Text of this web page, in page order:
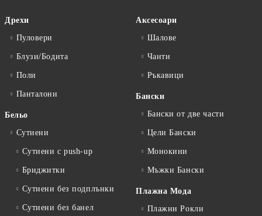
Дрехи
Пуловери
Блузи/Бодита
Поли
Панталони
Бельо
Сутиени
Сутиени с push-up
Бриджитки
Сутиени без подплънки
Сутиени без банел
Аксесоари
Шалове
Чанти
Ръкавици
Бански
Бански от две части
Цели Бански
Монокини
Мъжки Бански
Плажна Мода
Плажни Рокли